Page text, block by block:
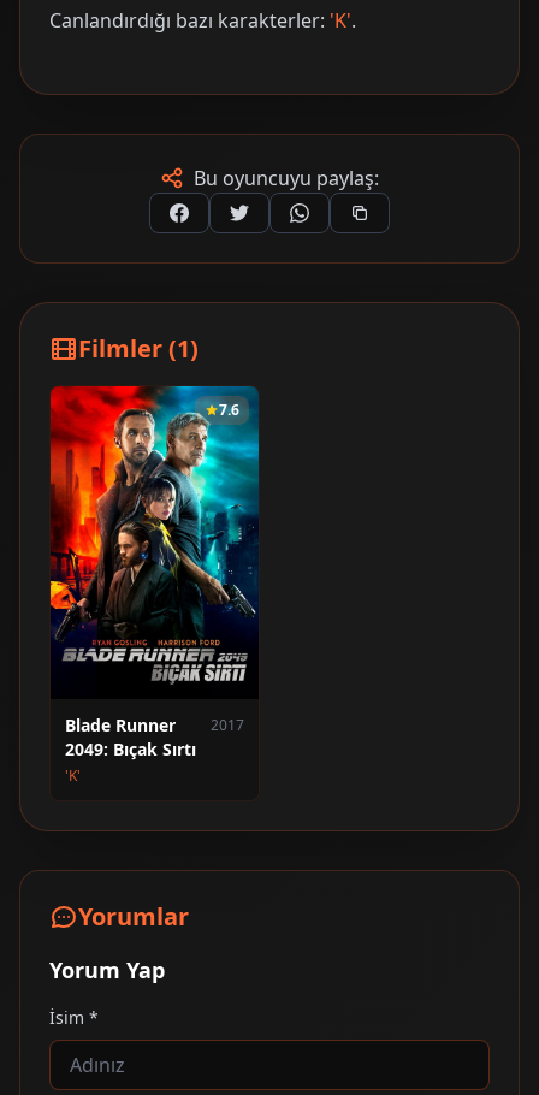
Canlandırdığı bazı karakterler: 'K'.
Bu oyuncuyu paylaş:
Filmler (1)
7.6
Blade Runner
2049: Bıçak Sırtı
2017
'K'
Yorumlar
Yorum Yap
İsim *